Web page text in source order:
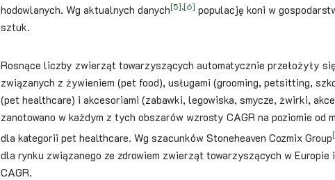
hodowlanych. Wg aktualnych danych[5],[6] populację koni w
sztuk.
Rosnące liczby zwierząt towarzyszących automatycznie przełożyły
związanych z żywieniem (pet food), usługami (grooming, petsitting,
(pet healthcare) i akcesoriami (zabawki, legowiska, smycze, żwirki,
zanotowano w każdym z tych obszarów wzrosty CAGR na poziomie
dla kategorii pet healthcare. Wg szacunków Stoneheaven Cozmix Group
dla rynku związanego ze zdrowiem zwierząt towarzyszących w
CAGR.